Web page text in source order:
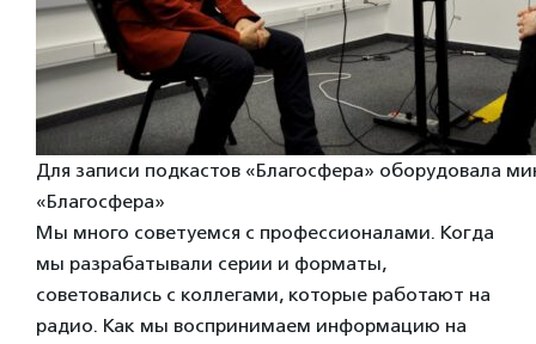
Для записи подкастов «Благосфера» оборудовала
«Благосфера»
Мы много советуемся с профессионалами. Когда
мы разрабатывали серии и форматы,
советовались с коллегами, которые работают на
радио. Как мы воспринимаем информацию на